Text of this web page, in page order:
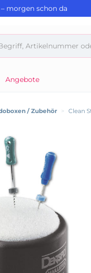
morgen schon da
Angebote
/ Zubehör > Clean